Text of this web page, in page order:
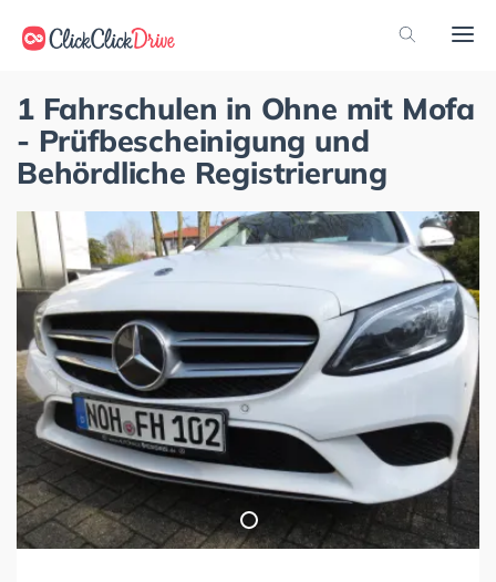
1 Fahrschulen in Ohne mit Mofa
- Prüfbescheinigung und
Behördliche Registrierung